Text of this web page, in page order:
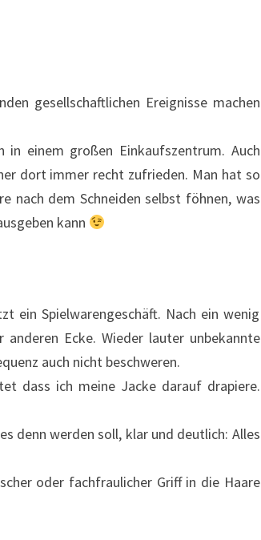
gesellschaftlichen Ereignisse machen
einem großen Einkaufszentrum. Auch
dort immer recht zufrieden. Man hat so
nach dem Schneiden selbst föhnen, was
kann
ein Spielwarengeschäft. Nach ein wenig
Ecke. Wieder lauter unbekannte
auch nicht beschweren.
dass ich meine Jacke darauf drapiere.
denn werden soll, klar und deutlich: Alles
oder fachfraulicher Griff in die Haare